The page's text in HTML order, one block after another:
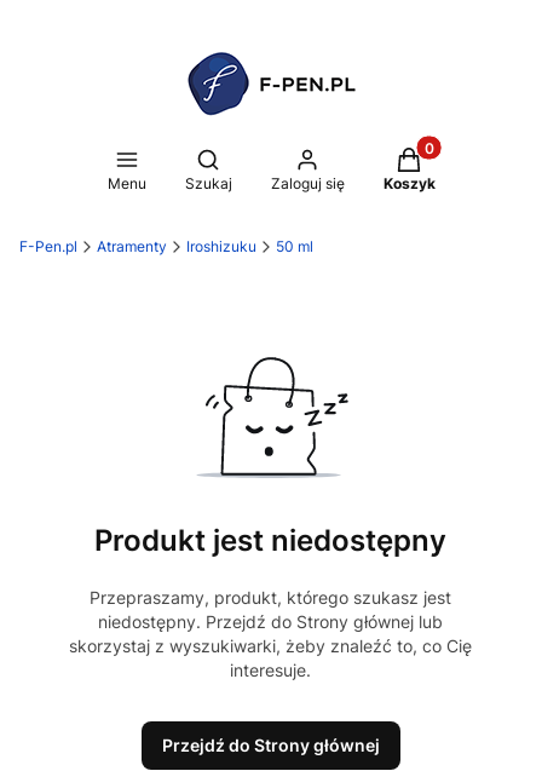
Menu
Otwórz wyszukiwarkę
Szukaj Zaloguj się
Produkty w
Koszyk
F-Pen.pl Atramenty Iroshizuku 50 ml
Produkt jest niedostępny
Przepraszamy, produkt, którego szukasz jest
niedostępny. Przejdź do Strony głównej lub
skorzystaj z wyszukiwarki, żeby znaleźć to, co Cię
interesuje.
Przejdź do Strony głównej